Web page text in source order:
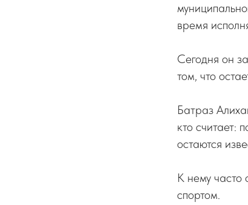
время
Сегодня он
том, что
Батраз
кто считает:
остаются
К нему
спортом.